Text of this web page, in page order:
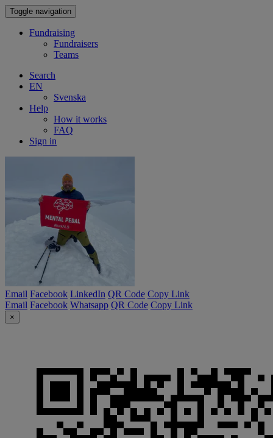
Toggle navigation
Fundraising
Fundraisers
Teams
Search
EN
Svenska
Help
How it works
FAQ
Sign in
Email Facebook LinkedIn QR Code Copy Link
Email Facebook Whatsapp QR Code Copy Link
×